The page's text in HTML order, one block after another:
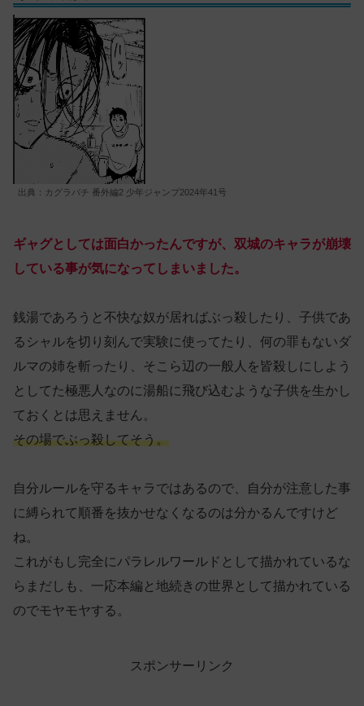
出典：カグラバチ 番外編2 少年ジャンプ2024年41号
ギャグとしては面白かったんですが、双城のキャラが崩壊
している事が気になってしまいました。
銭湯であろうと不快な奴が居ればぶっ殺したり、子供であ
るシャルを切り刻んで実験に使ってたり、何の罪もないダ
ルマの姉を斬ったり、そこら辺の一般人を皆殺しにしよう
としてた極悪人なのに湯船に飛び込むような子供を生かし
ておくとは思えません。
その場でぶっ殺してそう。
自分ルールを守るキャラではあるので、自分が注意した事
に縛られて順番を抜かせなくなるのは分かるんですけど
ね。
これがもし完全にパラレルワールドとして描かれているな
らまだしも、一応本編と地続きの世界として描かれている
のでモヤモヤする。
スポンサーリンク